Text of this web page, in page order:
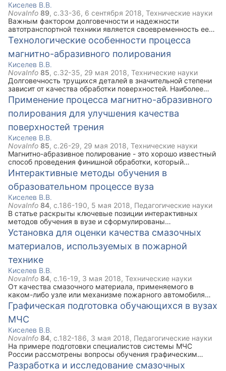
Киселев В.В.
NovaInfo 89, с.33-36, 6 сентября 2018, Технические науки
Важным фактором долговечности и надежности
автотранспортной техники является своевременность ее
технического обслуживания и ремонта. В зависимости от
назначения автомобильной техники требования к
техническому обслуживанию несколько отличаются. В
данной работе идет речь о техническом обслуживании
специальной автомобильной техники.
Технологические особенности процесса
магнитно-абразивного полирования
Киселев В.В.
NovaInfo 85, с.32-35, 29 мая 2018, Технические науки
Долговечность трущихся деталей в значительной степени
зависит от качества обработки поверхностей. Наиболее
часто в качестве финишной обработки поверхностей
трения используют механическое полирование. В
настоящее время свое развитие получает другой способ
полирования – магнитно-абразивное полирование. По
данной проблематике опубликовано значительное число
работ. В работе пойдет речь о преимуществах этого вида
обработки.
Применение процесса магнитно-абразивного
полирования для улучшения качества
поверхностей трения
Киселев В.В.
NovaInfo 85, с.26-29, 29 мая 2018, Технические науки
Магнитно-абразивное полирование - это хорошо известный
способ проведения финишной обработки, который
позволяет получать высокое качество и чистоту
обрабатываемой поверхности. Проведение данного вида
обработки возможно применять для сложных рельефных и
сложных фасонных поверхностей. В работе приведены
некоторые особенности применения этой обработки.
Интерактивные методы обучения в
образовательном процессе вуза
Киселев В.В.
NovaInfo 84, с.186-190, 5 мая 2018, Педагогические науки
В статье раскрыты ключевые позиции интерактивных
методов обучения в вузе и сформулированы
педагогические условия их применения. Показано, что
обучение с помощью интерактивных форм и методов
обеспечивает и ускоряет процесс развития каждого
обучающегося, а значит, способствует интенсификации
образования.
Установка для оценки качества смазочных
материалов, используемых в пожарной
технике
Киселев В.В.
NovaInfo 84, с.16-19, 3 мая 2018, Технические науки
От качества смазочного материала, применяемого в
каком-либо узле или механизме пожарного автомобиля
зависит надежность его работы. Оценить качество смазки
в пожарно-спасательных частях не представляется
возможным. В работе приводится описание установки для
проведения оценки триботехнических показателей смазок.
Графическая подготовка обучающихся в вузах
МЧС
Киселев В.В.
NovaInfo 84, с.182-186, 3 мая 2018, Педагогические науки
На примере подготовки специалистов системы МЧС
России рассмотрены вопросы обучения графическим
дисциплинам и педагогического контроля обучающихся.
Разработка и исследование смазочных